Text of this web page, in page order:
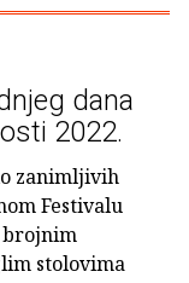
dana
2022.
zanimljivih
Festivalu
brojnim
stolovima